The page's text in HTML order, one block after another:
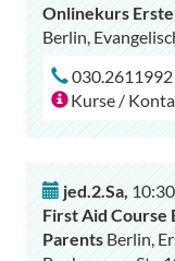
Onlinekurs Erste
Berlin,
030.2611992
Kurse /
jed.2.Sa,
First Aid Course
Parents Berlin,